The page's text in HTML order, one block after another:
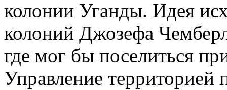
колонии Уганды. Идея
колоний Джозефа
где мог бы поселиться
Управление территорией